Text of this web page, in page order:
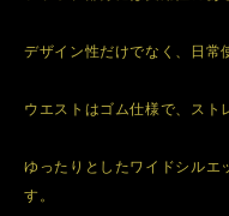
デザイン性だけでなく、日常
ウエストはゴム仕様で、スト
ゆったりとしたワイドシルエ
す。